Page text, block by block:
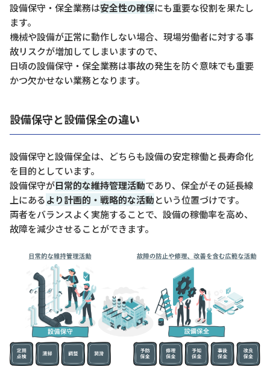
設備保守・保全業務は安全性の確保にも重要な役割を果たし
ます。
機械や設備が正常に動作しない場合、現場労働者に対する事
故リスクが増加してしまいますので、
日頃の設備保守・保全業務は事故の発生を防ぐ意味でも重要
かつ欠かせない業務となります。
設備保守と設備保全の違い
設備保守と設備保全は、どちらも設備の安定稼働と長寿命化
を目的としています。
設備保守が日常的な維持管理活動であり、保全がその延長線
上にあるより計画的・戦略的な活動という位置づけです。
両者をバランスよく実施することで、設備の稼働率を高め、
故障を減少させることができます。